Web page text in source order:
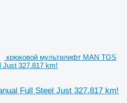
крюковой мультилифт MAN TGS
Just 327.817 km!
Full Steel Just 327.817 km!